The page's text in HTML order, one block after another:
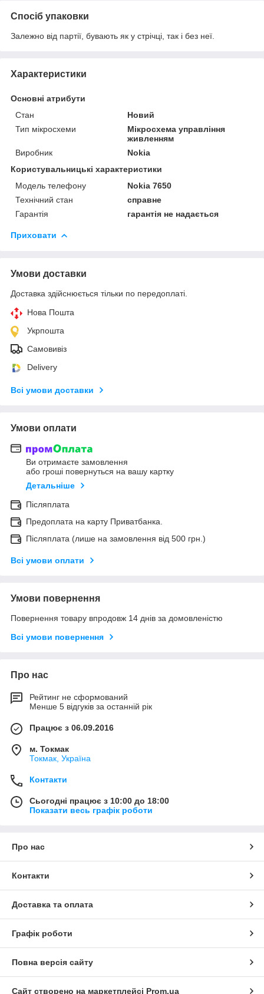
Спосіб упаковки
Залежно від партії, бувають як у стрічці, так і без неї.
Характеристики
Основні атрибути
Стан
Новий
Тип мікросхеми
Мікросхема управління
живленням
Виробник
Nokia
Користувальницькі характеристики
Модель телефону
Nokia 7650
Технічний стан
справне
Гарантія
гарантія не надається
Приховати
Умови доставки
Доставка здійснюється тільки по передоплаті.
Нова Пошта
Укрпошта
Самовивіз
Delivery
Всі умови доставки
Умови оплати
Ви отримаєте замовлення
або гроші повернуться на вашу картку
Детальніше
Післяплата
Предоплата на карту Приватбанка.
Післяплата (лише на замовлення від 500 грн.)
Всі умови оплати
Умови повернення
Повернення товару впродовж 14 днів за домовленістю
Всі умови повернення
Про нас
Рейтинг не сформований
Менше 5 відгуків за останній рік
Працює з 06.09.2016
м. Токмак
Токмак, Україна
Контакти
Сьогодні працює з 10:00 до 18:00
Показати весь графік роботи
Про нас
Контакти
Доставка та оплата
Графік роботи
Повна версія сайту
Сайт створено на маркетплейсі Prom.ua